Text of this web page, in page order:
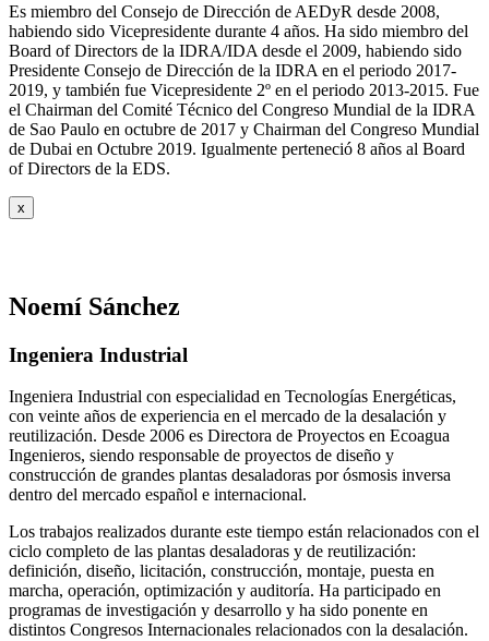
Es miembro del Consejo de Dirección de AEDyR desde 2008,
habiendo sido Vicepresidente durante 4 años. Ha sido miembro del
Board of Directors de la IDRA/IDA desde el 2009, habiendo sido
Presidente Consejo de Dirección de la IDRA en el periodo 2017-
2019, y también fue Vicepresidente 2º en el periodo 2013-2015. Fue
el Chairman del Comité Técnico del Congreso Mundial de la IDRA
de Sao Paulo en octubre de 2017 y Chairman del Congreso Mundial
de Dubai en Octubre 2019. Igualmente perteneció 8 años al Board
of Directors de la EDS.
x
Noemí Sánchez
Ingeniera Industrial
Ingeniera Industrial con especialidad en Tecnologías Energéticas,
con veinte años de experiencia en el mercado de la desalación y
reutilización. Desde 2006 es Directora de Proyectos en Ecoagua
Ingenieros, siendo responsable de proyectos de diseño y
construcción de grandes plantas desaladoras por ósmosis inversa
dentro del mercado español e internacional.
Los trabajos realizados durante este tiempo están relacionados con el
ciclo completo de las plantas desaladoras y de reutilización:
definición, diseño, licitación, construcción, montaje, puesta en
marcha, operación, optimización y auditoría. Ha participado en
programas de investigación y desarrollo y ha sido ponente en
distintos Congresos Internacionales relacionados con la desalación.